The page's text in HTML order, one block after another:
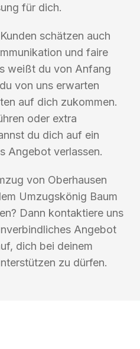
für dich.
schätzen auch
und faire
weißt du von Anfang
von uns erwarten
auf dich zukommen.
oder extra
du dich auf ein
Angebot verlassen.
von Oberhausen
Umzugskönig Baum
Dann kontaktiere uns
Angebot
dich bei deinem
zu dürfen.